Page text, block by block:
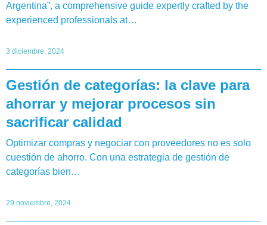
Argentina”, a comprehensive guide expertly crafted by the
experienced professionals at…
3 diciembre, 2024
Gestión de categorías: la clave para
ahorrar y mejorar procesos sin
sacrificar calidad
Optimizar compras y negociar con proveedores no es solo
cuestión de ahorro. Con una estrategia de gestión de
categorías bien…
29 noviembre, 2024